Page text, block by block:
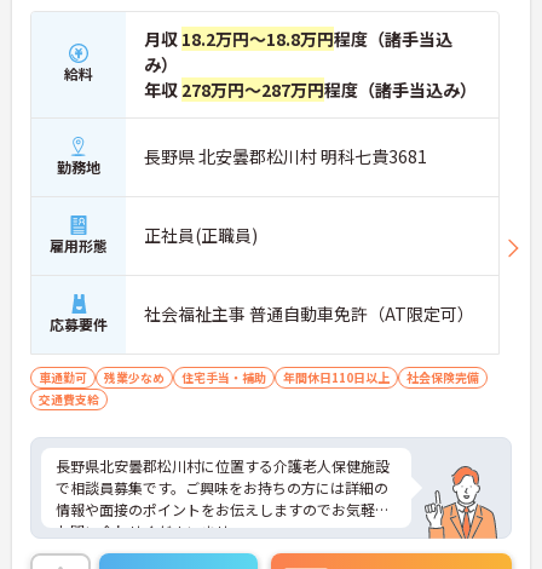
給料
月収 18.2万円～18.8万円程度（諸手当込
み）
年収 278万円～287万円程度（諸手当込み）
勤務地 長野県 北安曇郡松川村 明科七貴3681
雇用形態 正社員(正職員)
応募要件 社会福祉主事 普通自動車免許（AT限定可）
車通勤可 残業少なめ 住宅手当・補助 年間休日110日以上
社会保険完備
交通費支給
長野県北安曇郡松川村に位置する介護老人保健施設
で相談員募集です。ご興味をお持ちの方には詳細の
情報や面接のポイントをお伝えしますのでお気軽に
お問い合わせくださいませ。